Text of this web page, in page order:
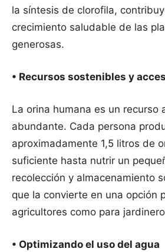
la síntesis de clorofila,
crecimiento saludable de las
generosas.
• Recursos sostenibles y
La orina humana es un recurso
abundante. Cada persona
aproximadamente 1,5 litros de
suficiente hasta nutrir un
recolección y almacenamiento
que la convierte en una opción
agricultores como para
• Optimizando el uso del agua